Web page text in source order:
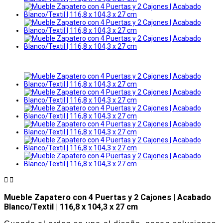
 
Mueble Zapatero con 4 Puertas y 2 Cajones | Acabado
Blanco/Textil | 116,8 x 104,3 x 27 cm